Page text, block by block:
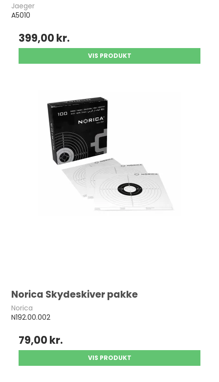
Jaeger
A5010
399,00 kr.
VIS PRODUKT
Norica Skydeskiver pakke
Norica
N192.00.002
79,00 kr.
VIS PRODUKT